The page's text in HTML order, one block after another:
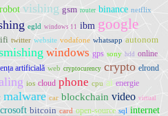
robot vishing gsm router binance netflix
egld windows 11 ibm google
twitter website vodafone whatsapp autonom
windows gps sony hdd online
artificială web cryptocurency crypto elrond
ios cloud phone cpu ai energie
malware car blockchain video virtual
bitcoin card open-source sql internet